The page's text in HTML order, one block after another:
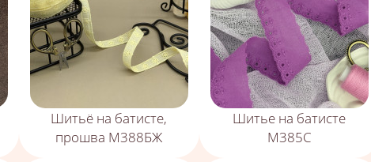
Шитьё на батисте,
прошва М388БЖ
Шитье на батисте
М385С